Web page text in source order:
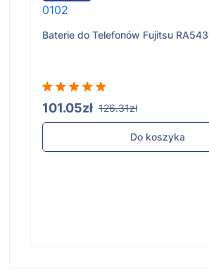
Baterie do Telefonów Fujitsu
101.05zł 126.31zł
Do koszyka